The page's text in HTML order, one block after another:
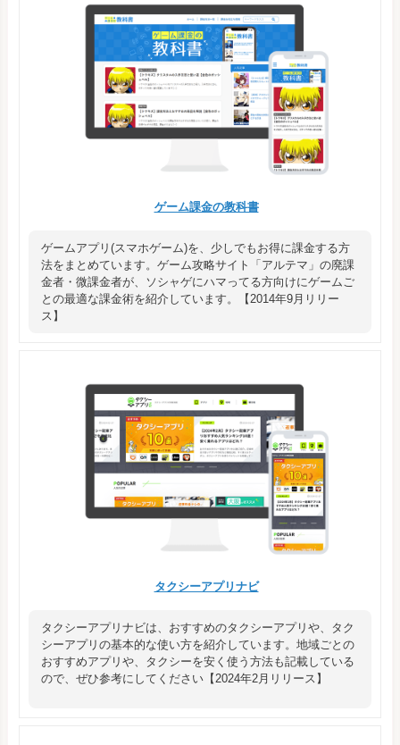
ゲーム課金の教科書
ゲームアプリ(スマホゲーム)を、少しでもお得に課金する方
法をまとめています。ゲーム攻略サイト「アルテマ」の廃課
金者・微課金者が、ソシャゲにハマってる方向けにゲームご
との最適な課金術を紹介しています。【2014年9月リリー
ス】
タクシーアプリナビ
タクシーアプリナビは、おすすめのタクシーアプリや、タク
シーアプリの基本的な使い方を紹介しています。地域ごとの
おすすめアプリや、タクシーを安く使う方法も記載している
ので、ぜひ参考にしてください【2024年2月リリース】